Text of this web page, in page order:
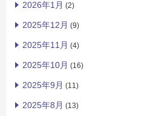
2026年1月 (2)
2025年12月 (9)
2025年11月 (4)
2025年10月 (16)
2025年9月 (11)
2025年8月 (13)